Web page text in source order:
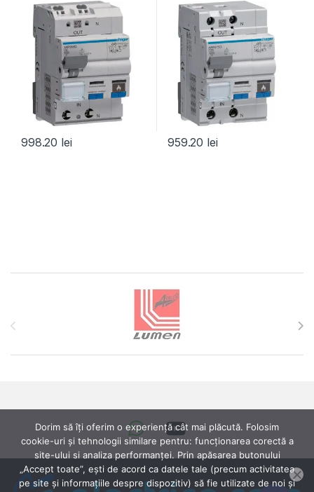
998.20 lei 959.20 lei
Dorim să îți oferim o experiență cât mai plăcută. Folosim
cookie-uri și tehnologii similare pentru: funcționarea corectă a
site-ului si analiza performanței. Prin apăsarea butonului
„Accept toate”, ești de acord ca datele tale (precum activitatea
pe site și informațiile despre dispozitiv) să fie utilizate de noi și